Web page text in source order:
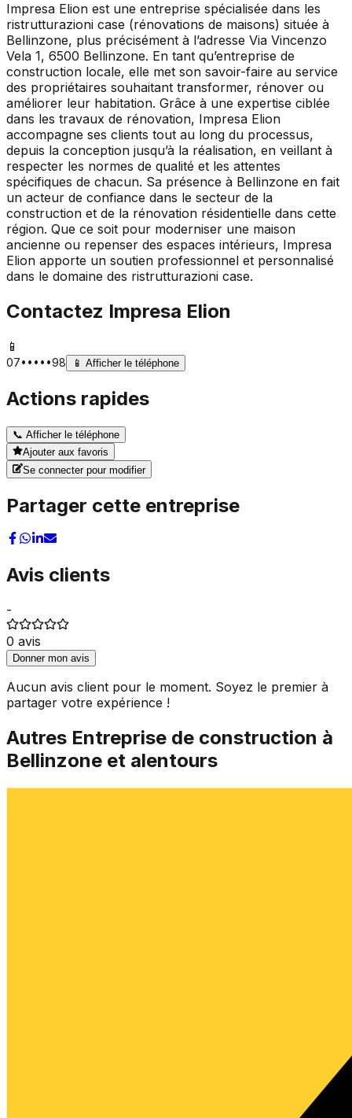
Impresa Elion est une entreprise spécialisée dans les
ristrutturazioni case (rénovations de maisons) située à
Bellinzone, plus précisément à l’adresse Via Vincenzo
Vela 1, 6500 Bellinzone. En tant qu’entreprise de
construction locale, elle met son savoir-faire au service
des propriétaires souhaitant transformer, rénover ou
améliorer leur habitation. Grâce à une expertise ciblée
dans les travaux de rénovation, Impresa Elion
accompagne ses clients tout au long du processus,
depuis la conception jusqu’à la réalisation, en veillant à
respecter les normes de qualité et les attentes
spécifiques de chacun. Sa présence à Bellinzone en fait
un acteur de confiance dans le secteur de la
construction et de la rénovation résidentielle dans cette
région. Que ce soit pour moderniser une maison
ancienne ou repenser des espaces intérieurs, Impresa
Elion apporte un soutien professionnel et personnalisé
dans le domaine des ristrutturazioni case.
Contactez Impresa Elion
📱
07•••••98 📱 Afficher le téléphone
Actions rapides
📞 Afficher le téléphone
Ajouter aux favoris
Se connecter pour modifier
Partager cette entreprise
Avis clients
-
0 avis
Donner mon avis
Aucun avis client pour le moment. Soyez le premier à
partager votre expérience !
Autres Entreprise de construction à
Bellinzone et alentours